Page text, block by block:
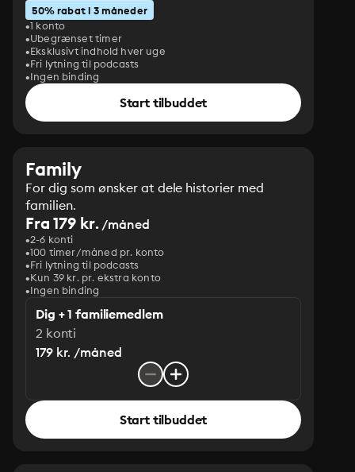
50% rabat i 3 måneder
1 konto
Ubegrænset timer
Eksklusivt indhold hver uge
Fri lytning til podcasts
Ingen binding
Start tilbuddet
Family
For dig som ønsker at dele historier med
familien.
Fra 179 kr./måned
2-6 konti
100 timer/måned pr. konto
Fri lytning til podcasts
Kun 39 kr. pr. ekstra konto
Ingen binding
Dig + 1 familiemedlem
2 konti
179 kr. /måned
Start tilbuddet